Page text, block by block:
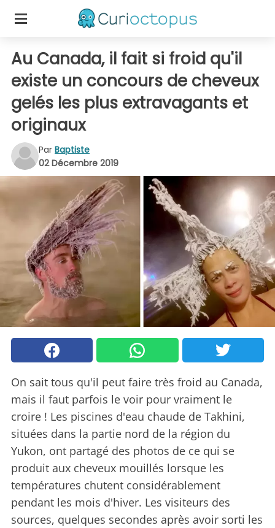
Au Canada, il fait si froid qu'il
existe un concours de cheveux
gelés les plus extravagants et
originaux
Par Baptiste
02 Décembre 2019
On sait tous qu'il peut faire très froid au Canada,
mais il faut parfois le voir pour vraiment le
croire ! Les piscines d'eau chaude de Takhini,
situées dans la partie nord de la région du
Yukon, ont partagé des photos de ce qui se
produit aux cheveux mouillés lorsque les
températures chutent considérablement
pendant les mois d'hiver. Les visiteurs des
sources, quelques secondes après avoir sorti les